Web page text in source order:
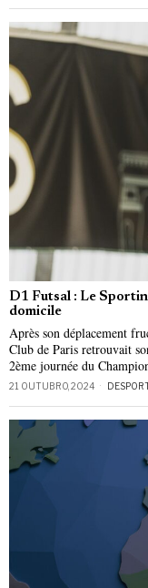
D1 Futsal : Le
domicile
Après son déplacement
Club de Paris retrouvait
2ème journée du
21 OUTUBRO, 2024